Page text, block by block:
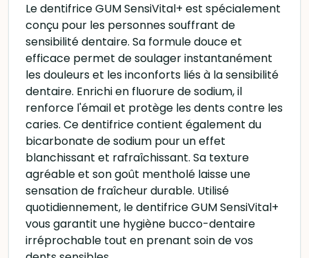
Le dentifrice GUM SensiVital+ est spécialement
conçu pour les personnes souffrant de
sensibilité dentaire. Sa formule douce et
efficace permet de soulager instantanément
les douleurs et les inconforts liés à la sensibilité
dentaire. Enrichi en fluorure de sodium, il
renforce l'émail et protège les dents contre les
caries. Ce dentifrice contient également du
bicarbonate de sodium pour un effet
blanchissant et rafraîchissant. Sa texture
agréable et son goût mentholé laisse une
sensation de fraîcheur durable. Utilisé
quotidiennement, le dentifrice GUM SensiVital+
vous garantit une hygiène bucco-dentaire
irréprochable tout en prenant soin de vos